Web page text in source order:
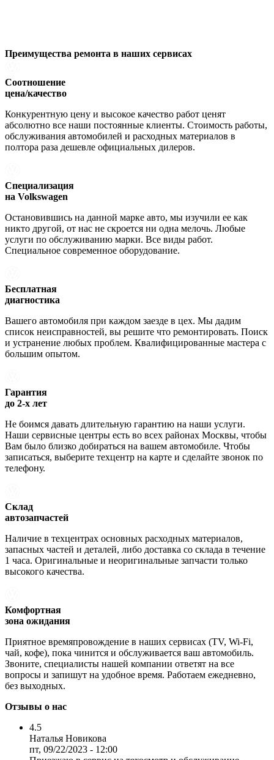
Преимущества ремонта в наших сервисах
Соотношение
цена/качество
Конкурентную цену и высокое качество работ ценят
абсолютно все наши постоянные клиенты. Стоимость работы,
обслуживания автомобилей и расходных материалов в
полтора раза дешевле официальных дилеров.
Специализация
на Volkswagen
Остановившись на данной марке авто, мы изучили ее как
никто другой, от нас не скроется ни одна мелочь. Любые
услуги по обслуживанию марки. Все виды работ.
Специальное современное оборудование.
Бесплатная
диагностика
Вашего автомобиля при каждом заезде в цех. Мы дадим
список неисправностей, вы решите что ремонтировать. Поиск
и устранение любых проблем. Квалифицированные мастера с
большим опытом.
Гарантия
до 2-х лет
Не боимся давать длительную гарантию на наши услуги.
Наши сервисные центры есть во всех районах Москвы, чтобы
Вам было близко добираться на вашем автомобиле. Чтобы
записаться, выберите техцентр на карте и сделайте звонок по
телефону.
Склад
автозапчастей
Наличие в техцентрах основных расходных материалов,
запасных частей и деталей, либо доставка со склада в течение
1 часа. Оригинальные и неоригинальные запчасти только
высокого качества.
Комфортная
зона ожидания
Приятное времяпровождение в наших сервисах (TV, Wi-Fi,
чай, кофе), пока чинится и обслуживается ваш автомобиль.
Звоните, специалисты нашей компании ответят на все
вопросы и запишут на удобное время. Работаем ежедневно,
без выходных.
Отзывы о нас
4.5
Наталья Новикова
пт, 09/22/2023 - 12:00